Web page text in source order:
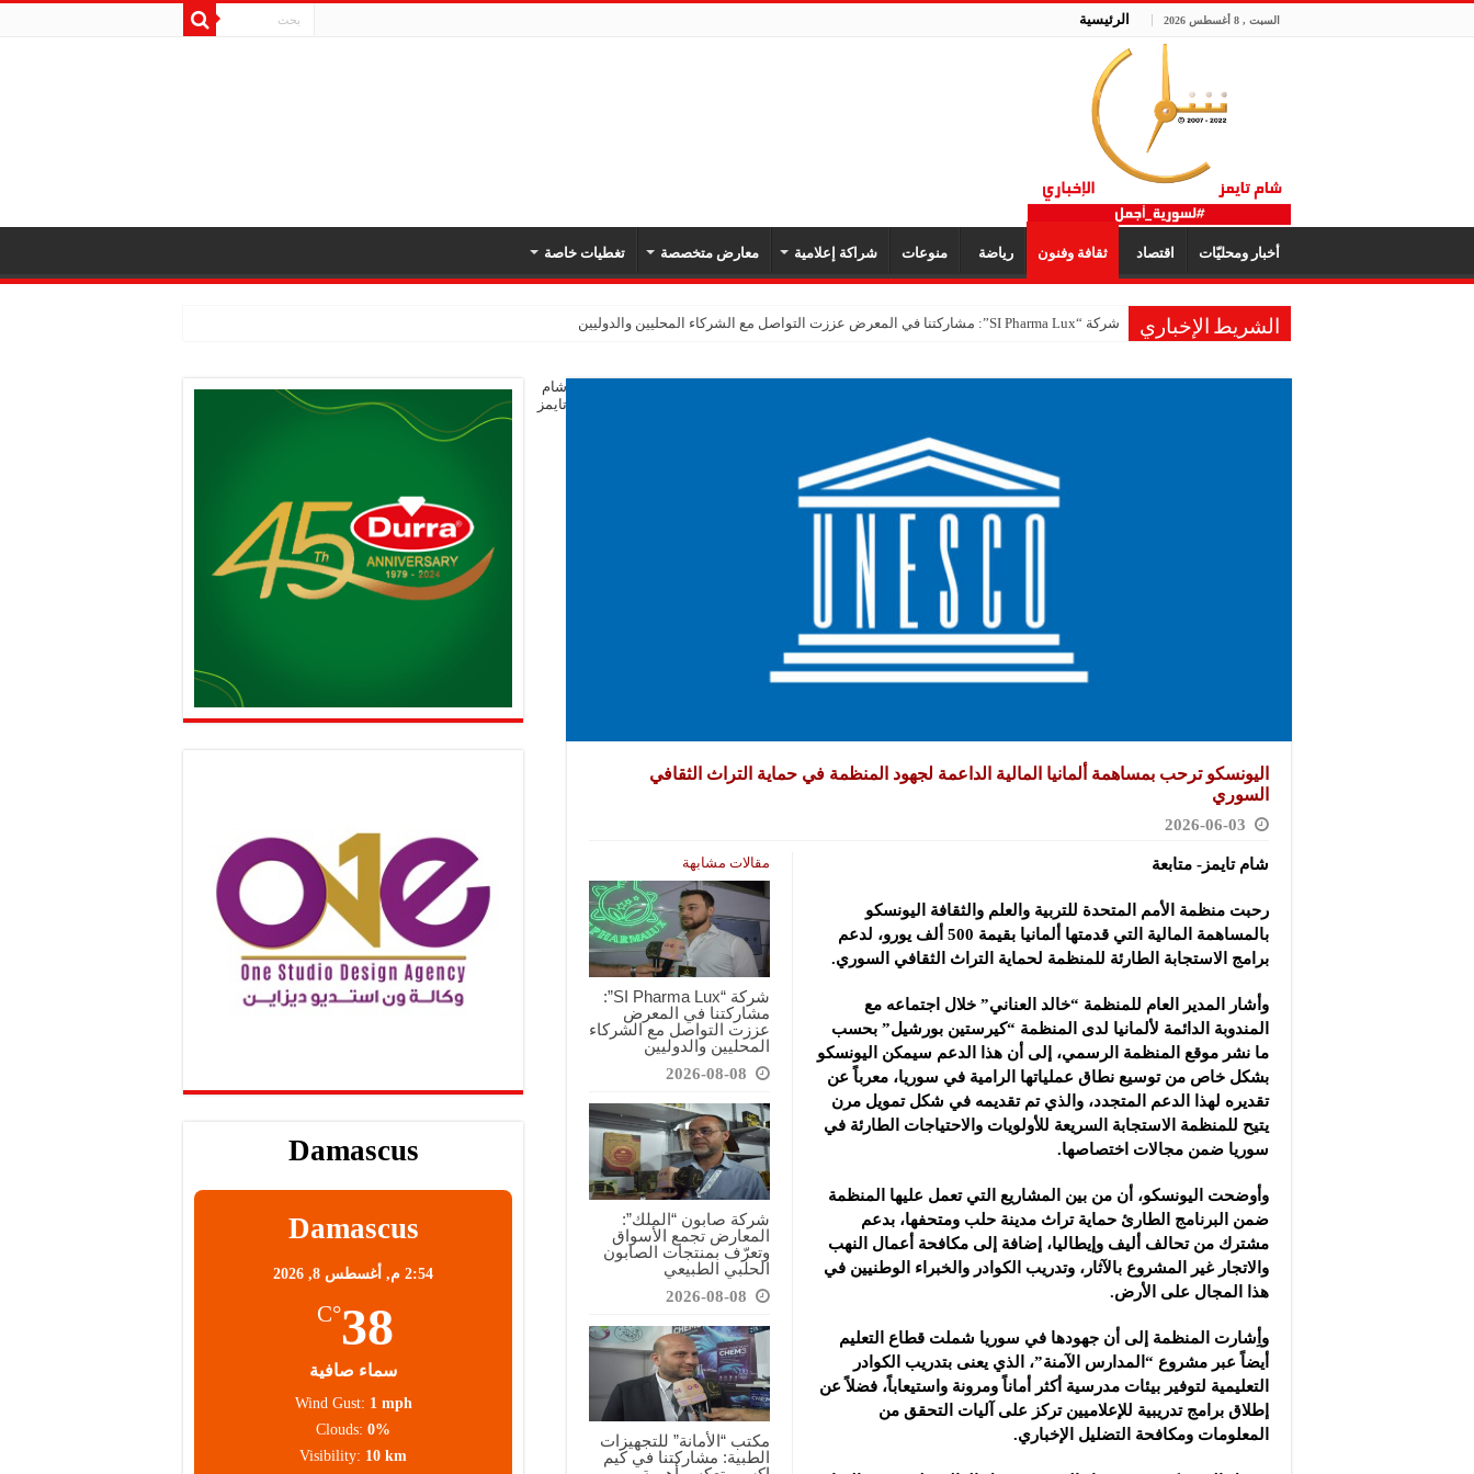
السبت , 8 أغسطس 2026 الرئيسية
أخبار ومحليّات اقتصاد ثقافة وفنون رياضة منوعات شراكة إعلامية معارض متخصصة تغطيات خاصة
الشريط الإخباري شركة “SI Pharma Lux”: مشاركتنا في المعرض عززت التواصل مع الشركاء المحليين والدوليين
اليونسكو ترحب بمساهمة ألمانيا المالية الداعمة لجهود المنظمة في حماية التراث الثقافي
السوري
2026-06-03
مقالات مشابهة
شركة “SI Pharma Lux”:
مشاركتنا في المعرض
عززت التواصل مع الشركاء
المحليين والدوليين
2026-08-08
شركة صابون “الملك”:
المعارض تجمع الأسواق
وتعرّف بمنتجات الصابون
الحلبي الطبيعي
2026-08-08
مكتب “الأمانة” للتجهيزات
الطبية: مشاركتنا في كيم
شام تايمز- متابعة
رحبت منظمة الأمم المتحدة للتربية والعلم والثقافة اليونسكو
بالمساهمة المالية التي قدمتها ألمانيا بقيمة 500 ألف يورو، لدعم
برامج الاستجابة الطارئة للمنظمة لحماية التراث الثقافي السوري.
وأشار المدير العام للمنظمة “خالد العناني” خلال اجتماعه مع
المندوبة الدائمة لألمانيا لدى المنظمة “كيرستين بورشيل” بحسب
ما نشر موقع المنظمة الرسمي، إلى أن هذا الدعم سيمكن اليونسكو
بشكل خاص من توسيع نطاق عملياتها الرامية في سوريا، معرباً عن
تقديره لهذا الدعم المتجدد، والذي تم تقديمه في شكل تمويل مرن
يتيح للمنظمة الاستجابة السريعة للأولويات والاحتياجات الطارئة في
سوريا ضمن مجالات اختصاصها.
وأوضحت اليونسكو، أن من بين المشاريع التي تعمل عليها المنظمة
ضمن البرنامج الطارئ حماية تراث مدينة حلب ومتحفها، بدعم
مشترك من تحالف أليف وإيطاليا، إضافة إلى مكافحة أعمال النهب
والاتجار غير المشروع بالآثار، وتدريب الكوادر والخبراء الوطنيين في
هذا المجال على الأرض.
وأِشارت المنظمة إلى أن جهودها في سوريا شملت قطاع التعليم
أيضاً عبر مشروع “المدارس الآمنة”، الذي يعنى بتدريب الكوادر
التعليمية لتوفير بيئات مدرسية أكثر أماناً ومرونة واستيعاباً، فضلاً عن
إطلاق برامج تدريبية للإعلاميين تركز على آليات التحقق من
المعلومات ومكافحة التضليل الإخباري.
Damascus
Damascus
2:54 م, أغسطس 8, 2026
38
°C
سماء صافية
Wind Gust: 1 mph
Clouds: 0%
Visibility: 10 km
شام
تايمز